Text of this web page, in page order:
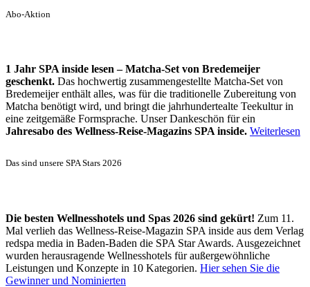
Abo-Aktion
1 Jahr SPA inside lesen – Matcha-Set von Bredemeijer
geschenkt. Das hochwertig zusammengestellte Matcha-Set von
Bredemeijer enthält alles, was für die traditionelle Zubereitung von
Matcha benötigt wird, und bringt die jahrhundertealte Teekultur in
eine zeitgemäße Formsprache. Unser Dankeschön für ein
Jahresabo des Wellness-Reise-Magazins SPA inside. Weiterlesen
Das sind unsere SPA Stars 2026
Die besten Wellnesshotels und Spas 2026 sind gekürt! Zum 11.
Mal verlieh das Wellness-Reise-Magazin SPA inside aus dem Verlag
redspa media in Baden-Baden die SPA Star Awards. Ausgezeichnet
wurden herausragende Wellnesshotels für außergewöhnliche
Leistungen und Konzepte in 10 Kategorien. Hier sehen Sie die
Gewinner und Nominierten